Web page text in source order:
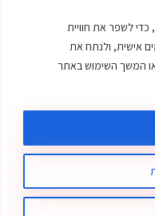
לשפר את חוויית
אישית, ולנתח את
המשך השימוש באתר
עוגות
עוף
ובניית אתר
פרטיות